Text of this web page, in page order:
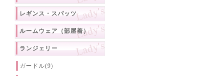
レギンス・スパッツ
ルームウェア（部屋着）
ランジェリー
ガードル(9)